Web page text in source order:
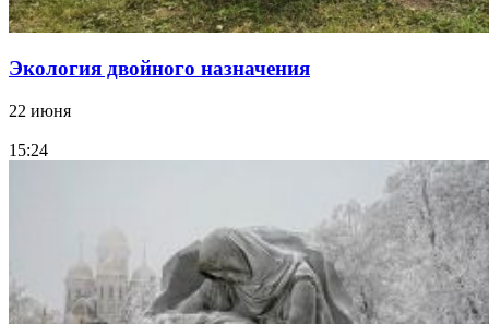
Экология двойного назначения
22 июня
15:24